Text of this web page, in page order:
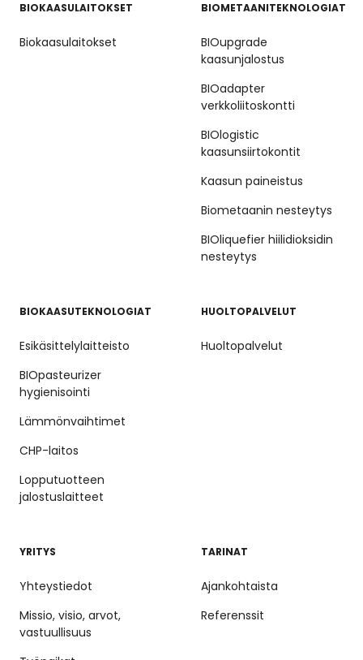
BIOKAASULAITOKSET
Biokaasulaitokset
BIOMETAANITEKNOLOGIAT
BIOupgrade
kaasunjalostus
BIOadapter
verkkoliitoskontti
BIOlogistic
kaasunsiirtokontit
Kaasun paineistus
Biometaanin nesteytys
BIOliquefier hiilidioksidin
nesteytys
BIOKAASUTEKNOLOGIAT
Esikäsittelylaitteisto
BIOpasteurizer
hygienisointi
Lämmönvaihtimet
CHP-laitos
Lopputuotteen
jalostuslaitteet
HUOLTOPALVELUT
Huoltopalvelut
YRITYS
Yhteystiedot
Missio, visio, arvot,
vastuullisuus
TARINAT
Ajankohtaista
Referenssit